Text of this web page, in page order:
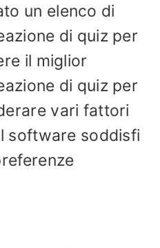
un elenco di
di quiz per
il miglior
di quiz per
vari fattori
software soddisfi